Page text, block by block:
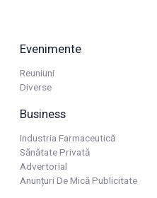
Evenimente
Reuniuni
Diverse
Business
Industria Farmaceutică
Sănătate Privată
Advertorial
Anunțuri De Mică Publicitate